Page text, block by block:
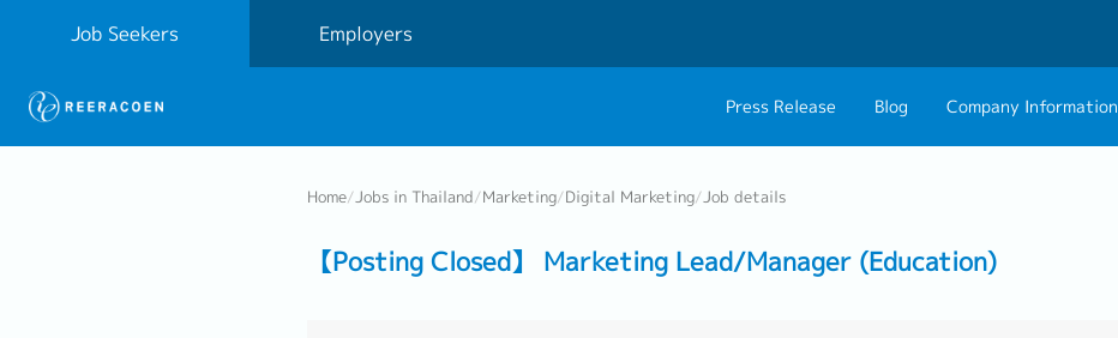
Job Seekers Employers
Press Release Blog Company Information
Home/Jobs in Thailand/Marketing/Digital Marketing/Job details
【Posting Closed】 Marketing Lead/Manager (Education)